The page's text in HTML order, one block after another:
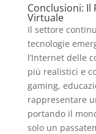
Conclusioni: Il
Virtuale
Il settore
tecnologie
l’Internet delle
più realistici e
gaming,
rappresentare
portando il
solo un